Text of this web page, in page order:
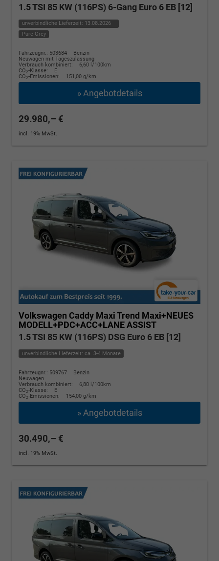
1.5 TSI 85 KW (116PS) 6-Gang Euro 6 EB [12]
unverbindliche Lieferzeit: 13.08.2026
Pure Grey
Fahrzeugnr.: 503684
Benzin
Neuwagen mit Tageszulassung
Verbrauch kombiniert:
6,60 l/100km
CO2-Klasse:
E
CO2-Emissionen: 151,00 g/km
» Angebotdetails
29.980,– €
incl. 19% MwSt.
Volkswagen Caddy MaxiTrend Maxi+NEUES
MODELL+PDC+ACC+LANE ASSIST
1.5 TSI 85 KW (116PS) DSG Euro 6 EB [12]
unverbindliche Lieferzeit: ca. 3-4 Monate
Fahrzeugnr.: 509767
Benzin
Neuwagen
Verbrauch kombiniert:
6,80 l/100km
CO2-Klasse:
E
CO2-Emissionen: 154,00 g/km
» Angebotdetails
30.490,– €
incl. 19% MwSt.